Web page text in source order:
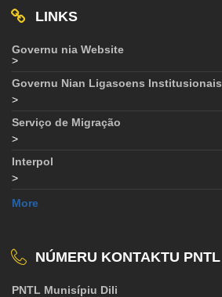
LINKS
Governu nia Website
>
Governu Nian Ligasoens Institusionais
>
Serviço de Migração
>
Interpol
>
More
NÚMERU KONTAKTU PNTL
PNTL Munisípiu Dili